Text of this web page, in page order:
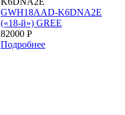
GWH18AAD-K6DNA2E
(«18-й») GREE
82000 Р
Подробнее